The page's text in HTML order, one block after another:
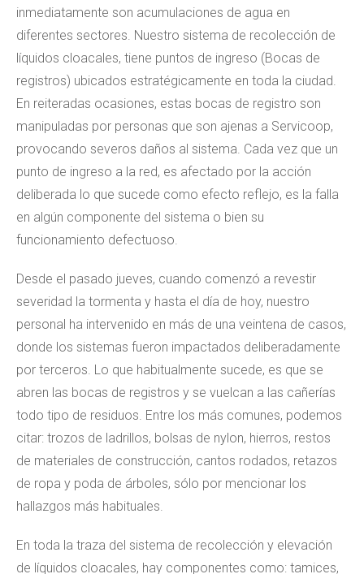
inmediatamente son acumulaciones de agua en
diferentes sectores. Nuestro sistema de recolección de
líquidos cloacales, tiene puntos de ingreso (Bocas de
registros) ubicados estratégicamente en toda la ciudad.
En reiteradas ocasiones, estas bocas de registro son
manipuladas por personas que son ajenas a Servicoop,
provocando severos daños al sistema. Cada vez que un
punto de ingreso a la red, es afectado por la acción
deliberada lo que sucede como efecto reflejo, es la falla
en algún componente del sistema o bien su
funcionamiento defectuoso.
Desde el pasado jueves, cuando comenzó a revestir
severidad la tormenta y hasta el día de hoy, nuestro
personal ha intervenido en más de una veintena de casos,
donde los sistemas fueron impactados deliberadamente
por terceros. Lo que habitualmente sucede, es que se
abren las bocas de registros y se vuelcan a las cañerías
todo tipo de residuos. Entre los más comunes, podemos
citar: trozos de ladrillos, bolsas de nylon, hierros, restos
de materiales de construcción, cantos rodados, retazos
de ropa y poda de árboles, sólo por mencionar los
hallazgos más habituales.
En toda la traza del sistema de recolección y elevación
de líquidos cloacales, hay componentes como: tamices,